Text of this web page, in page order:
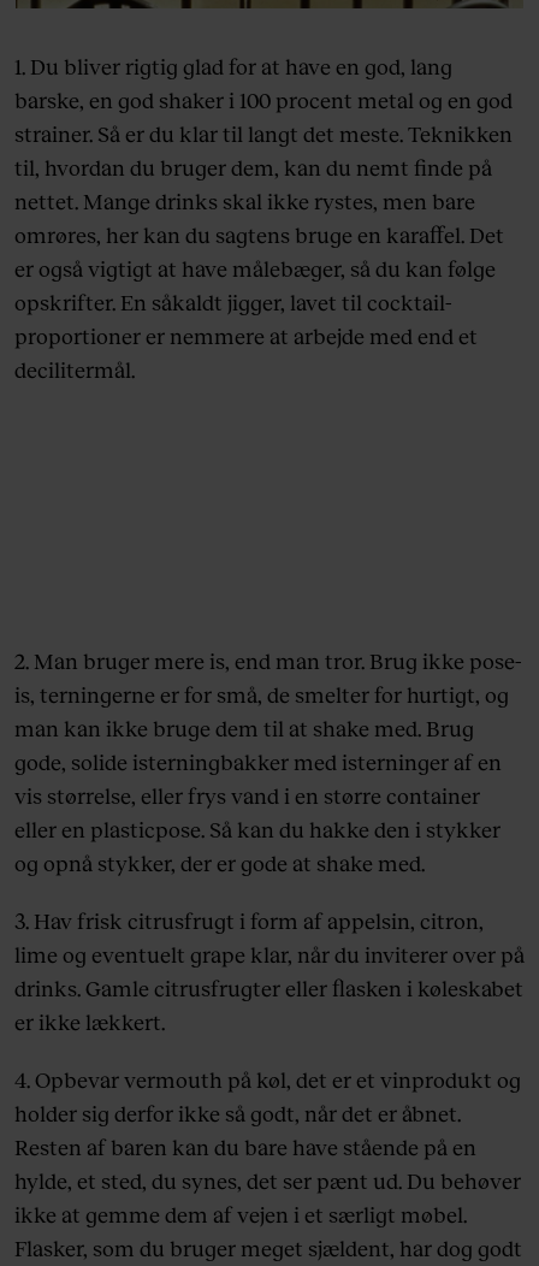
1. Du bliver rigtig glad for at have en god, lang
barske, en god shaker i 100 procent metal og en god
strainer. Så er du klar til langt det meste. Teknikken
til, hvordan du bruger dem, kan du nemt finde på
nettet. Mange drinks skal ikke rystes, men bare
omrøres, her kan du sagtens bruge en karaffel. Det
er også vigtigt at have målebæger, så du kan følge
opskrifter. En såkaldt jigger, lavet til cocktail-
proportioner er nemmere at arbejde med end et
decilitermål.
2. Man bruger mere is, end man tror. Brug ikke pose-
is, terningerne er for små, de smelter for hurtigt, og
man kan ikke bruge dem til at shake med. Brug
gode, solide isterningbakker med isterninger af en
vis størrelse, eller frys vand i en større container
eller en plasticpose. Så kan du hakke den i stykker
og opnå stykker, der er gode at shake med.
3. Hav frisk citrusfrugt i form af appelsin, citron,
lime og eventuelt grape klar, når du inviterer over på
drinks. Gamle citrusfrugter eller flasken i køleskabet
er ikke lækkert.
4. Opbevar vermouth på køl, det er et vinprodukt og
holder sig derfor ikke så godt, når det er åbnet.
Resten af baren kan du bare have stående på en
hylde, et sted, du synes, det ser pænt ud. Du behøver
ikke at gemme dem af vejen i et særligt møbel.
Flasker, som du bruger meget sjældent, har dog godt